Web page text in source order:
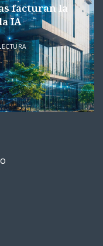
facturan la
IA